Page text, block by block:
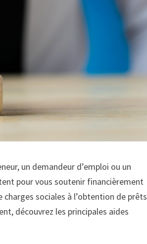
un demandeur d’emploi ou un
pour vous soutenir financièrement
sociales à l’obtention de prêts
découvrez les principales aides